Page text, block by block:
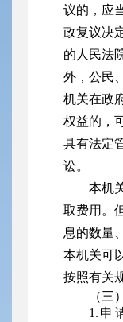
议的，应
政复议决
的人民法
外，公民
机关在政
权益的，
具有法定
讼。
本机
取费用。
息的数量
本机关可
按照有关
（三
1.申